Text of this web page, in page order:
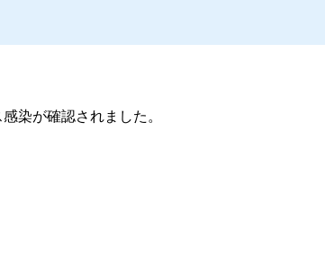
染が確認されました。